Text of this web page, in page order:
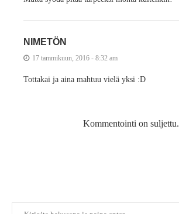
NIMETÖN
17 tammikuun, 2016 - 8:32 am
Tottakai ja aina mahtuu vielä yksi :D
Kommentointi on suljettu.